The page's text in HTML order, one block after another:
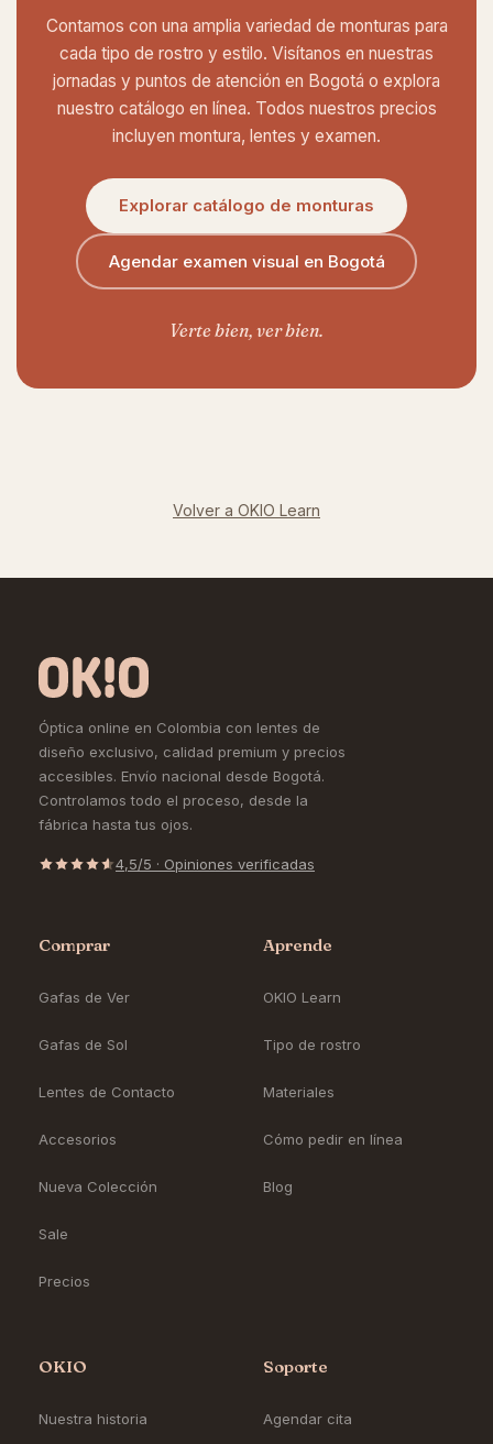
Contamos con una amplia variedad de monturas para
cada tipo de rostro y estilo. Visítanos en nuestras
jornadas y puntos de atención en Bogotá o explora
nuestro catálogo en línea. Todos nuestros precios
incluyen montura, lentes y examen.
Explorar catálogo de monturas
Agendar examen visual en Bogotá
Verte bien, ver bien.
Volver a OKIO Learn
Óptica online en Colombia con lentes de
diseño exclusivo, calidad premium y precios
accesibles. Envío nacional desde Bogotá.
Controlamos todo el proceso, desde la
fábrica hasta tus ojos.
4,5/5 · Opiniones verificadas
Comprar
Gafas de Ver
Gafas de Sol
Lentes de Contacto
Accesorios
Nueva Colección
Sale
Precios
Aprende
OKIO Learn
Tipo de rostro
Materiales
Cómo pedir en línea
Blog
OKIO
Nuestra historia
Soporte
Agendar cita